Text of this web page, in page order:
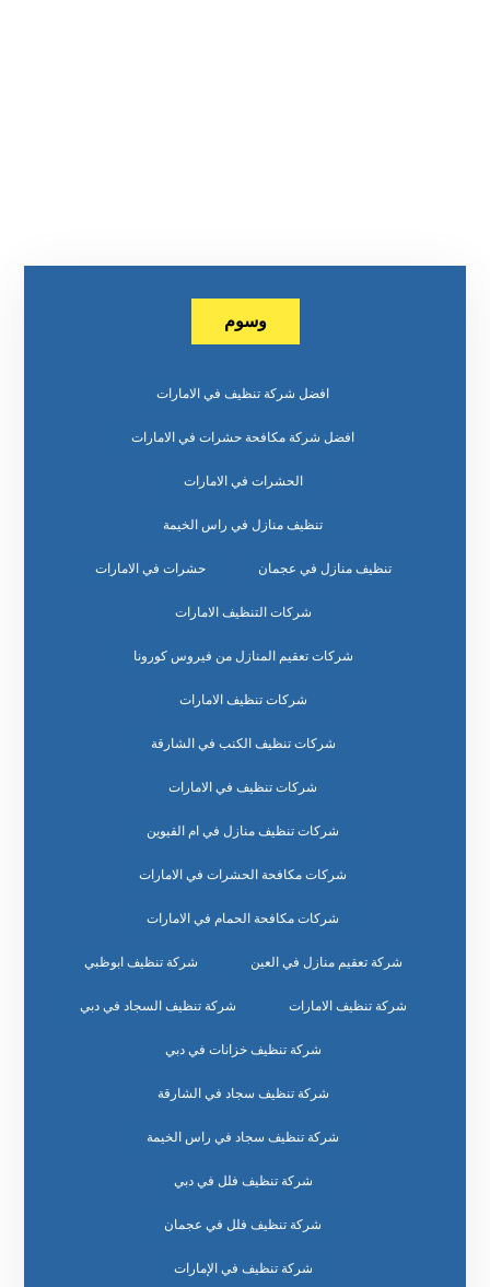
وسوم
افضل شركة تنظيف في الامارات
افضل شركة مكافحة حشرات في الامارات
الحشرات في الامارات
تنظيف منازل في راس الخيمة
تنظيف منازل في عجمان حشرات في الامارات
شركات التنظيف الامارات
شركات تعقيم المنازل من فيروس كورونا
شركات تنظيف الامارات
شركات تنظيف الكنب في الشارقة
شركات تنظيف في الامارات
شركات تنظيف منازل في ام القيوين
شركات مكافحة الحشرات في الامارات
شركات مكافحة الحمام في الامارات
شركة تعقيم منازل في العين شركة تنظيف ابوظبي
شركة تنظيف الامارات شركة تنظيف السجاد في دبي
شركة تنظيف خزانات في دبي
شركة تنظيف سجاد في الشارقة
شركة تنظيف سجاد في راس الخيمة
شركة تنظيف فلل في دبي
شركة تنظيف فلل في عجمان
شركة تنظيف في الإمارات